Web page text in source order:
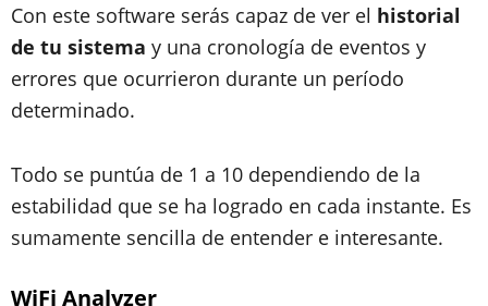
Con este software serás capaz de ver el historial
de tu sistema y una cronología de eventos y
errores que ocurrieron durante un período
determinado.
Todo se puntúa de 1 a 10 dependiendo de la
estabilidad que se ha logrado en cada instante. Es
sumamente sencilla de entender e interesante.
WiFi Analyzer